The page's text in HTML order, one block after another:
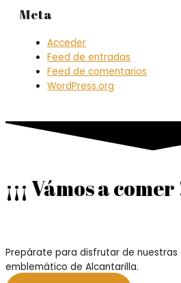
Meta
Acceder
Feed de entradas
Feed de comentarios
WordPress.org
¡¡¡ Vámos a
Prepárate para disfrutar de nuestras
emblemático de Alcantarilla.